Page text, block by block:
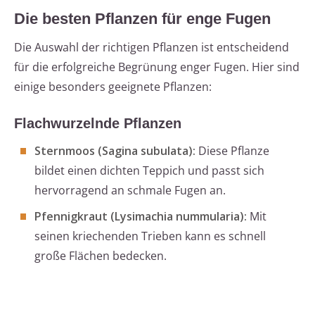
Die besten Pflanzen für enge Fugen
Die Auswahl der richtigen Pflanzen ist entscheidend
für die erfolgreiche Begrünung enger Fugen. Hier sind
einige besonders geeignete Pflanzen:
Flachwurzelnde Pflanzen
Sternmoos (Sagina subulata): Diese Pflanze
bildet einen dichten Teppich und passt sich
hervorragend an schmale Fugen an.
Pfennigkraut (Lysimachia nummularia): Mit
seinen kriechenden Trieben kann es schnell
große Flächen bedecken.